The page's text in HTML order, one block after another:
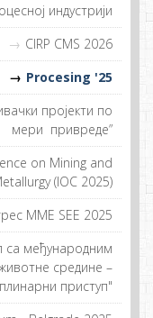
индустриjи
CIRP CMS 2026
Procesing '25
прojeкти пo
мeри приврeдe”
on Mining and
(IOC 2025)
MME SEE 2025
са међународним
средине –
приступ"